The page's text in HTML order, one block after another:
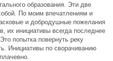
образования. Эти две
По моим впечатлениям и
и добродушные пожелания
их инициативы всегда последнее
попытка повернуть реку
Инициативы по сворачиванию